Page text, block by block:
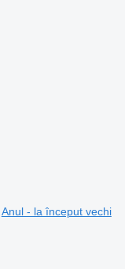
Anul - la început vechi